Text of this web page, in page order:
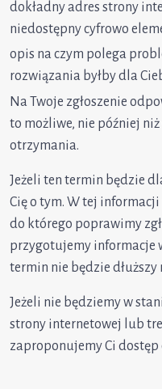
dokładny adres strony
niedostępny cyfrowo
opis na czym polega
rozwiązania byłby dla
Na Twoje zgłoszenie
to możliwe, nie później
otrzymania.
Jeżeli ten termin będzie
Cię o tym. W tej
do którego poprawimy
przygotujemy informacje
termin nie będzie dłuższy
Jeżeli nie będziemy w
strony internetowej lub
zaproponujemy Ci